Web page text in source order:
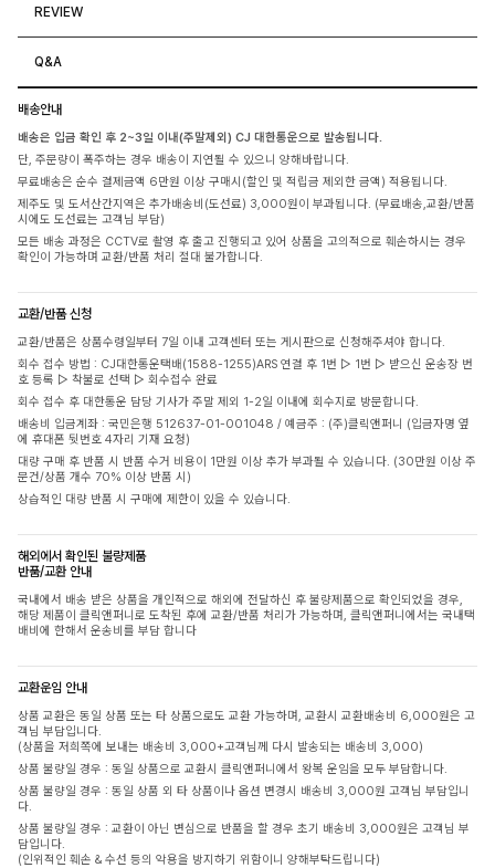
REVIEW
Q&A
배송안내
배송은 입금 확인 후 2~3일 이내(주말제외) CJ 대한통운으로 발송됩니다.
단, 주문량이 폭주하는 경우 배송이 지연될 수 있으니 양해바랍니다.
무료배송은 순수 결제금액 6만원 이상 구매시(할인 및 적립금 제외한 금액) 적용됩니다.
제주도 및 도서산간지역은 추가배송비(도선료) 3,000원이 부과됩니다. (무료배송,교환/반품
시에도 도선료는 고객님 부담)
모든 배송 과정은 CCTV로 촬영 후 출고 진행되고 있어 상품을 고의적으로 훼손하시는 경우
확인이 가능하며 교환/반품 처리 절대 불가합니다.
교환/반품 신청
교환/반품은 상품수령일부터 7일 이내 고객센터 또는 게시판으로 신청해주셔야 합니다.
회수 접수 방법 : CJ대한통운택배(1588-1255)ARS 연결 후 1번 ▷ 1번 ▷ 받으신 운송장 번
호 등록 ▷ 착불로 선택 ▷ 회수접수 완료
회수 접수 후 대한통운 담당 기사가 주말 제외 1-2일 이내에 회수지로 방문합니다.
배송비 입금계좌 : 국민은행 512637-01-001048 / 예금주 : (주)클릭앤퍼니 (입금자명 옆
에 휴대폰 뒷번호 4자리 기재 요청)
대량 구매 후 반품 시 반품 수거 비용이 1만원 이상 추가 부과될 수 있습니다. (30만원 이상 주
문건/상품 개수 70% 이상 반품 시)
상습적인 대량 반품 시 구매에 제한이 있을 수 있습니다.
해외에서 확인된 불량제품
반품/교환 안내
국내에서 배송 받은 상품을 개인적으로 해외에 전달하신 후 불량제품으로 확인되었을 경우,
해당 제품이 클릭앤퍼니로 도착된 후에 교환/반품 처리가 가능하며, 클릭앤퍼니에서는 국내택
배비에 한해서 운송비를 부담 합니다
교환운임 안내
상품 교환은 동일 상품 또는 타 상품으로도 교환 가능하며, 교환시 교환배송비 6,000원은 고
객님 부담입니다.
(상품을 저희쪽에 보내는 배송비 3,000+고객님께 다시 발송되는 배송비 3,000)
상품 불량일 경우 : 동일 상품으로 교환시 클릭앤퍼니에서 왕복 운임을 모두 부담합니다.
상품 불량일 경우 : 동일 상품 외 타 상품이나 옵션 변경시 배송비 3,000원 고객님 부담입니
다.
상품 불량일 경우 : 교환이 아닌 변심으로 반품을 할 경우 초기 배송비 3,000원은 고객님 부
담입니다.
(인위적인 훼손 & 수선 등의 악용을 방지하기 위함이니 양해부탁드립니다)